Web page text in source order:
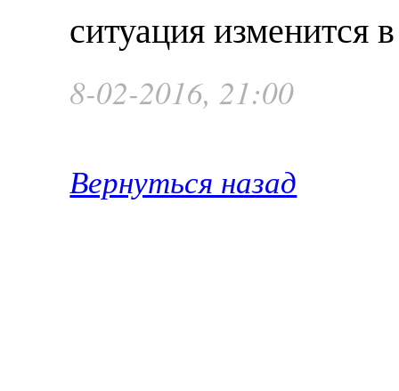
ситуация изменится
8-02-2016, 21:00
Вернуться назад